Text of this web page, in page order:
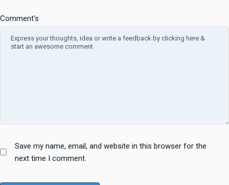
Comment's
Save my name, email, and website in this browser for the
next time I comment.